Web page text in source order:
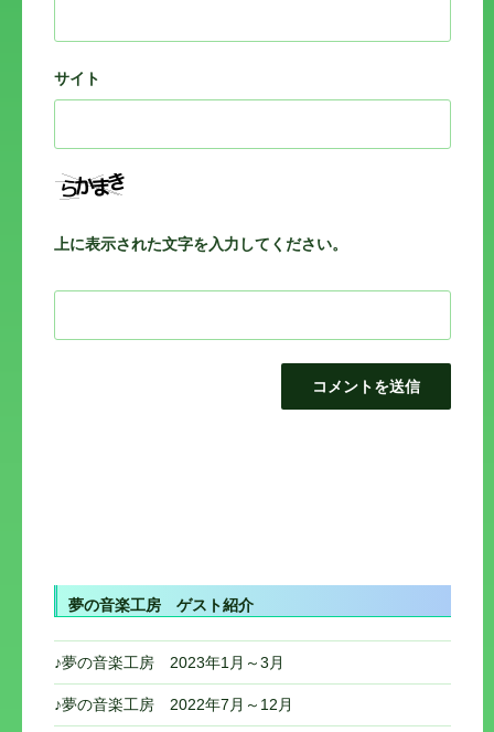
サイト
上に表示された文字を入力してください。
ビ
ー
シ
ョ
夢の音楽工房 ゲスト紹介
♪夢の音楽工房 2023年1月～3月
♪夢の音楽工房 2022年7月～12月